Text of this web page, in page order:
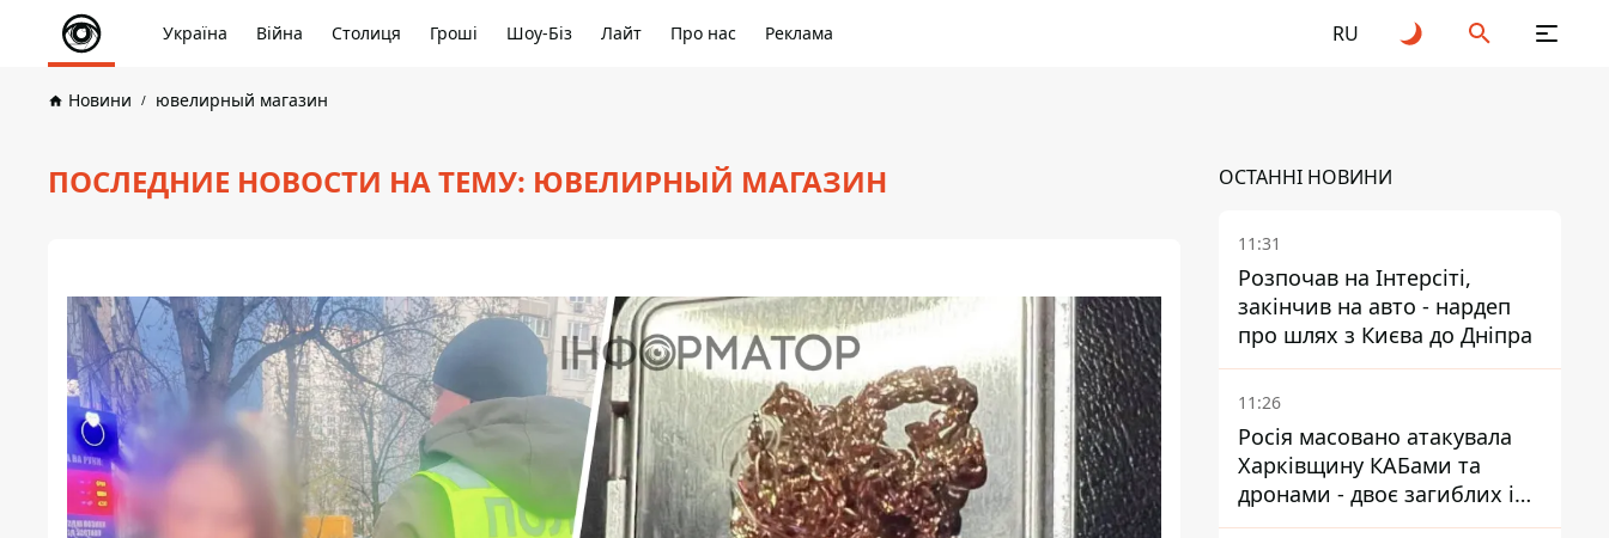
Україна Війна Столиця Гроші Шоу-Біз Лайт Про нас Реклама RU
Новини ювелирный магазин
ПОСЛЕДНИЕ НОВОСТИ НА ТЕМУ: ЮВЕЛИРНЫЙ МАГАЗИН ОСТАННІ НОВИНИ
11:31
Розпочав на Інтерсіті,
закінчив на авто - нардеп
про шлях з Києва до Дніпра
11:26
Росія масовано атакувала
Харківщину КАБами та
дронами - двоє загиблих і
19 поранених